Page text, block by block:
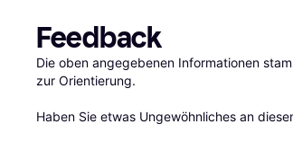
Feedback
Die oben angegebenen Informationen
zur Orientierung.
Haben Sie etwas Ungewöhnliches an